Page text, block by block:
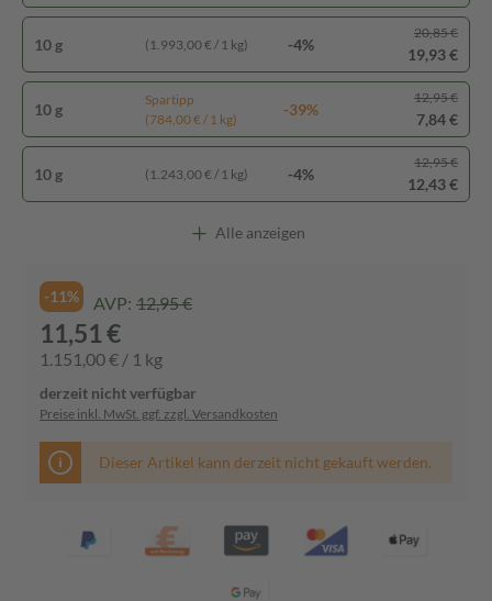
10 g (1.993,00 € / 1 kg) -4%
20,85 €
19,93 €
10 g
Spartipp
(784,00 € / 1 kg)
-39%
12,95 €
7,84 €
10 g (1.243,00 € / 1 kg) -4%
12,95 €
12,43 €
Alle anzeigen
-11% AVP: 12,95 €
11,51 €
1.151,00 € / 1 kg
derzeit nicht verfügbar
Preise inkl. MwSt. ggf. zzgl. Versandkosten
Dieser Artikel kann derzeit nicht gekauft werden.